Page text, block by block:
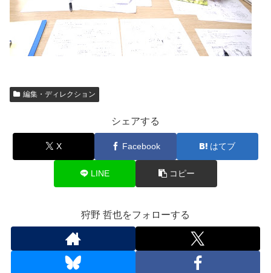
編集・ディレクション
シェアする
X Facebook はてブ
LINE コピー
狩野 哲也をフォローする